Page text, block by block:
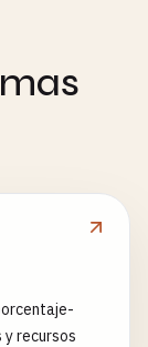
recursos